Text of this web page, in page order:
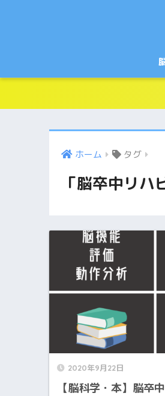
ホーム タグ
「脳卒中リハ
2020年9月22日
【脳科学・本】脳卒